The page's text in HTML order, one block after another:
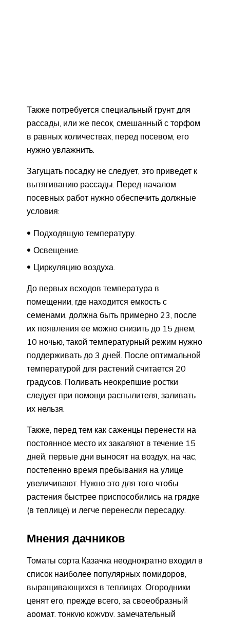
Также потребуется специальный грунт для
рассады, или же песок, смешанный с торфом
в равных количествах, перед посевом, его
нужно увлажнить.
Загущать посадку не следует, это приведет к
вытягиванию рассады. Перед началом
посевных работ нужно обеспечить должные
условия:
Подходящую температуру.
Освещение.
Циркуляцию воздуха.
До первых всходов температура в
помещении, где находится емкость с
семенами, должна быть примерно 23, после
их появления ее можно снизить до 15 днем,
10 ночью, такой температурный режим нужно
поддерживать до 3 дней. После оптимальной
температурой для растений считается 20
градусов. Поливать неокрепшие ростки
следует при помощи распылителя, заливать
их нельзя.
Также, перед тем как саженцы перенести на
постоянное место их закаляют в течение 15
дней, первые дни выносят на воздух, на час,
постепенно время пребывания на улице
увеличивают. Нужно это для того чтобы
растения быстрее приспособились на грядке
(в теплице) и легче перенесли пересадку.
Мнения дачников
Томаты сорта Казачка неоднократно входил в
список наиболее популярных помидоров,
выращивающихся в теплицах. Огородники
ценят его, прежде всего, за своеобразный
аромат, тонкую кожуру, замечательный